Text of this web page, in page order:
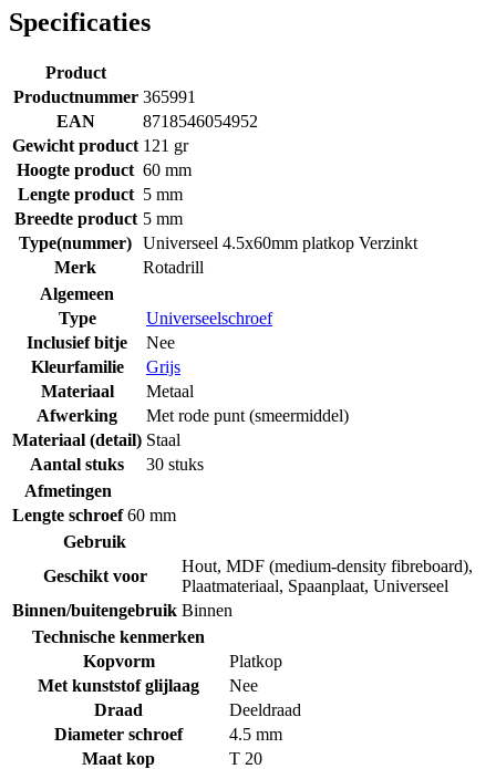
Specificaties
Product
Productnummer 365991
EAN
8718546054952
Gewicht product 121 gr
Hoogte product 60 mm
Lengte product 5 mm
Breedte product 5 mm
Type(nummer) Universeel 4.5x60mm platkop Verzinkt
Merk
Rotadrill
Algemeen
Type
Universeelschroef
Inclusief bitje
Nee
Kleurfamilie
Grijs
Materiaal
Metaal
Afwerking
Met rode punt (smeermiddel)
Materiaal (detail) Staal
Aantal stuks
30 stuks
Afmetingen
Lengte schroef 60 mm
Gebruik
Geschikt voor
Hout, MDF (medium-density fibreboard),
Plaatmateriaal, Spaanplaat, Universeel
Binnen/buitengebruik Binnen
Technische kenmerken
Kopvorm
Platkop
Met kunststof glijlaag
Nee
Draad
Deeldraad
Diameter schroef
4.5 mm
Maat kop
T 20